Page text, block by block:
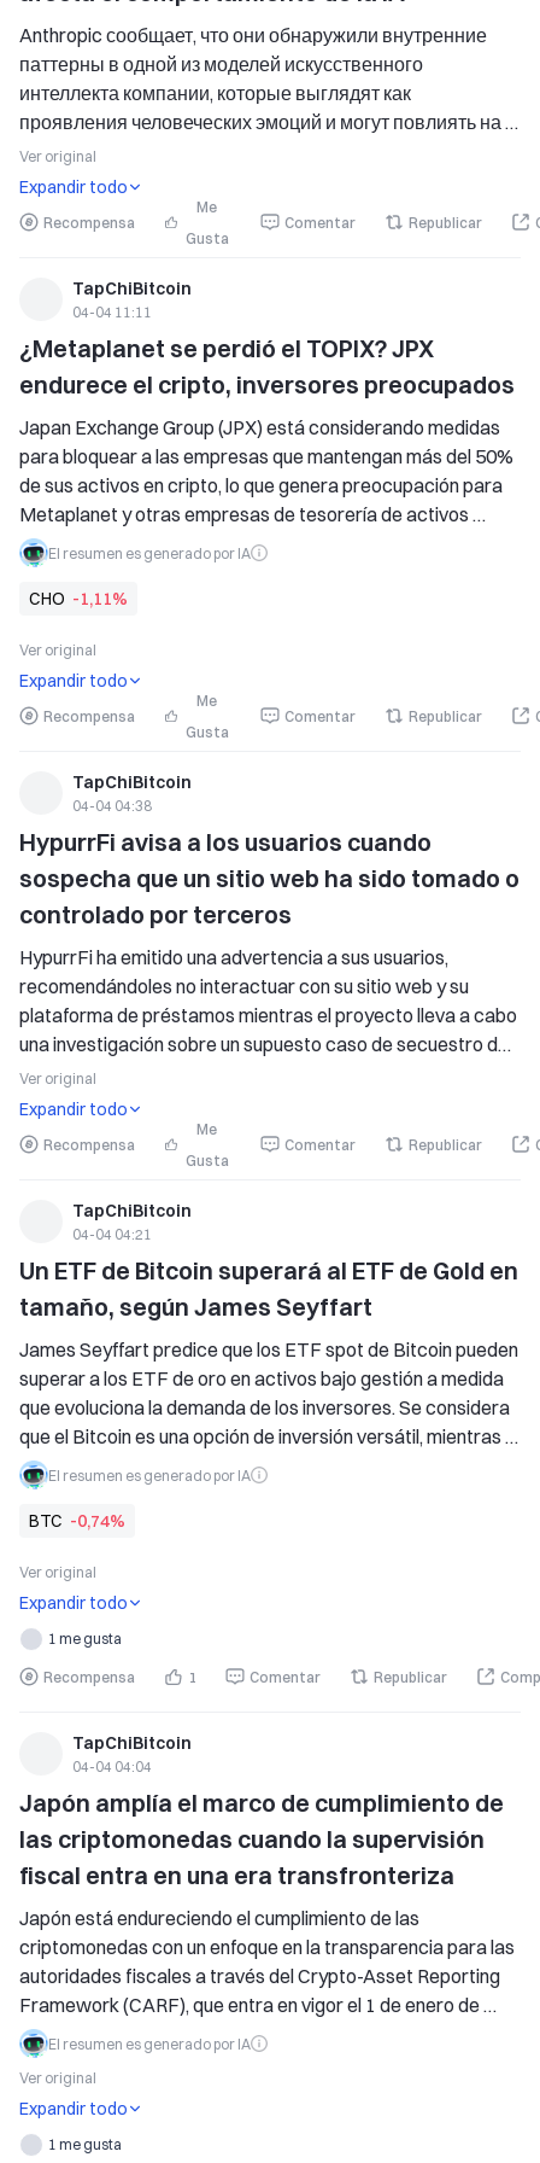
Anthropic сообщает, что они обнаружили внутренние
паттерны в одной из моделей искусственного
интеллекта компании, которые выглядят как
проявления человеческих эмоций и могут повлиять на
то, как система будет вести себя.
В исследовательской работе «Понятия эмоций и их
функции в одной модели языка
Ver original
Expandir todo
Recompensa
Me
Gusta
Comentar Republicar
TapChiBitcoin
04-04 11:11
¿Metaplanet se perdió el TOPIX? JPX
endurece el cripto, inversores preocupados
Japan Exchange Group (JPX) está considerando medidas
para bloquear a las empresas que mantengan más del 50%
de sus activos en cripto, lo que genera preocupación para
Metaplanet y otras empresas de tesorería de activos
digitales. Las regulaciones propuestas podrían complicar
los planes de Metaplanet para cotizar en el Tokyo Stock
Price Index después de su próxima reestructuración. Si se
significativas que impacten las acciones de Metaplanet.
El resumen es generado por IA
CHO -1,11%
Ver original
Expandir todo
Recompensa
Me
Gusta
Comentar Republicar
TapChiBitcoin
04-04 04:38
HypurrFi avisa a los usuarios cuando
sospecha que un sitio web ha sido tomado o
controlado por terceros
HypurrFi ha emitido una advertencia a sus usuarios,
recomendándoles no interactuar con su sitio web y su
plataforma de préstamos mientras el proyecto lleva a cabo
una investigación sobre un supuesto caso de secuestro de
dominio. Esta medida captó de inmediato la atención de la
comunidad de criptomonedas, cuando el riesgo de
incidentes relacionados
Ver original
Expandir todo
Recompensa
Me
Gusta
Comentar Republicar
TapChiBitcoin
04-04 04:21
Un ETF de Bitcoin superará al ETF de Gold en
tamaño, según James Seyffart
James Seyffart predice que los ETF spot de Bitcoin pueden
superar a los ETF de oro en activos bajo gestión a medida
que evoluciona la demanda de los inversores. Se considera
que el Bitcoin es una opción de inversión versátil, mientras
que el oro sigue siendo tradicional. A pesar de las caídas
recientes, ambas clases de activos han registrado una
actividad significativa de entradas de fondos.
El resumen es generado por IA
BTC -0,74%
Ver original
Expandir todo
1 me gusta
Recompensa 1 Comentar Republicar
TapChiBitcoin
04-04 04:04
Japón amplía el marco de cumplimiento de
las criptomonedas cuando la supervisión
fiscal entra en una era transfronteriza
Japón está endureciendo el cumplimiento de las
criptomonedas con un enfoque en la transparencia para las
autoridades fiscales a través del Crypto-Asset Reporting
Framework (CARF), que entra en vigor el 1 de enero de
2026. Los proveedores de servicios de criptomonedas
deben verificar la residencia fiscal del usuario y reportar los
datos de las transacciones, cambiando significativamente
la infraestructura de cumplimiento del mercado. Si bien las
criptomonedas aún pueden prosperar, ya no será un
El resumen es generado por IA
Ver original
Expandir todo
1 me gusta